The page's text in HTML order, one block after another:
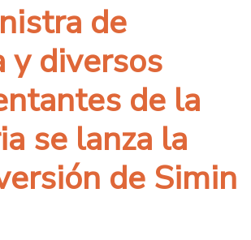
de
y diversos
de la
se lanza la
de Simin